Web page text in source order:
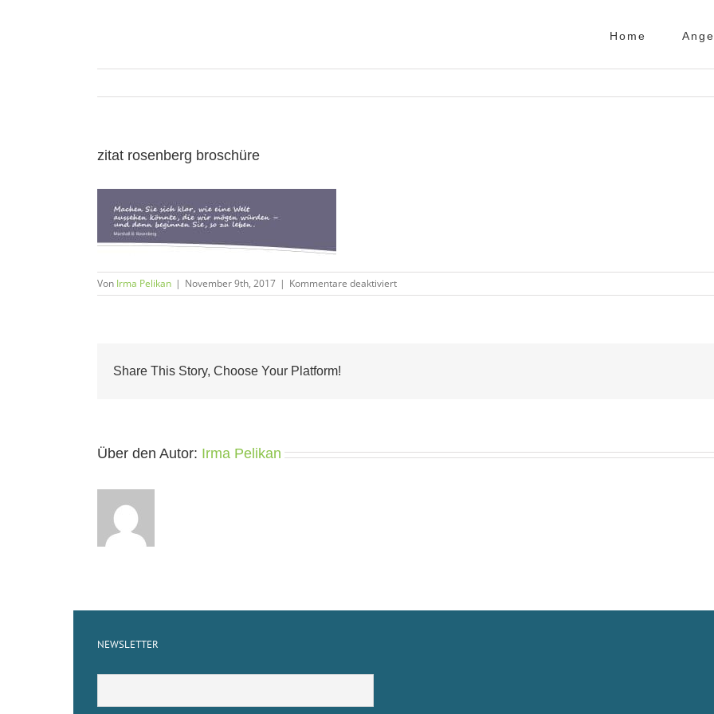
Home
zitat rosenberg broschüre
Von Irma Pelikan | November 9th, 2017 | Kommentare deaktiviertfür
zitat
Share This Story, Choose Your Platform!
Über den Autor: Irma Pelikan
NEWSLETTER